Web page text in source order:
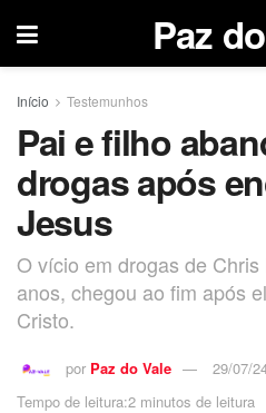
Paz
Início Testemunhos
Pai e filho
drogas após
Jesus
O vício em drogas de
anos, chegou ao fim após
Cristo.
por Paz do Vale
29/07/
Tempo de leitura:2 minutos de leitura